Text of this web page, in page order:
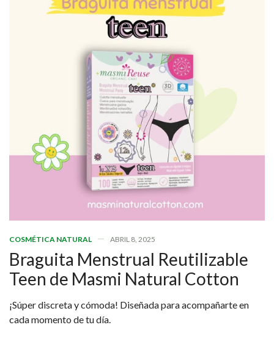
COSMÉTICA NATURAL ABRIL 8, 2025
Braguita Menstrual Reutilizable
Teen de Masmi Natural Cotton
¡Súper discreta y cómoda! Diseñada para acompañarte en
cada momento de tu día.